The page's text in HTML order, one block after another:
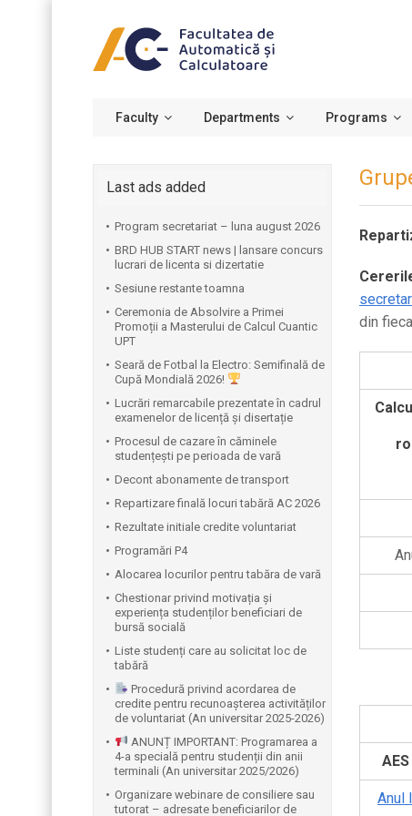
Faculty Departments Programs
din
AES
Anul I
Last ads added
Program secretariat – luna august 2026
BRD HUB START news | lansare concurs
lucrari de licenta si dizertatie
Sesiune restante toamna
Ceremonia de Absolvire a Primei
Promoții a Masterului de Calcul Cuantic
UPT
⁠Seară de Fotbal la Electro: Semifinală de
Cupă Mondială 2026!
Lucrări remarcabile prezentate în cadrul
examenelor de licență și disertație
Procesul de cazare în căminele
studențești pe perioada de vară
Decont abonamente de transport
Repartizare finală locuri tabără AC 2026
Rezultate initiale credite voluntariat
Programări P4
Alocarea locurilor pentru tabăra de vară
Chestionar privind motivația și
experiența studenților beneficiari de
bursă socială
Liste studenți care au solicitat loc de
tabără
Procedură privind acordarea de
credite pentru recunoașterea activităților
de voluntariat (An universitar 2025-2026)
ANUNȚ IMPORTANT: Programarea a
4-a specială pentru studenții din anii
terminali (An universitar 2025/2026)
Organizare webinare de consiliere sau
tutorat – adresate beneficiarilor de